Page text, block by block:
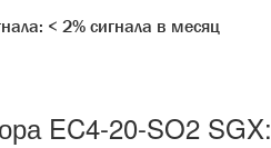
< 2% сигнала в месяц
EC4-20-SO2 SGX: